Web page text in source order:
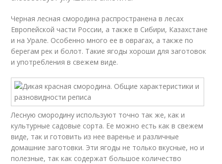
Черная лесная смородина распространена в лесах
Европейской части России, а также в Сибири, Казахстане
и на Урале. Особенно много ее в оврагах, а также по
берегам рек и болот. Такие ягоды хороши для заготовок
и употребления в свежем виде.
Лесную смородину используют точно так же, как и
культурные садовые сорта. Ее можно есть как в свежем
виде, так и готовить из нее варенье и различные
домашние заготовки. Эти ягоды не только вкусные, но и
полезные, так как содержат большое количество